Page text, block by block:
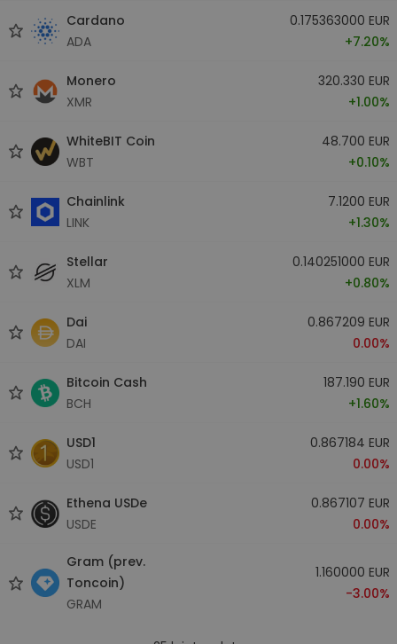
Cardano
ADA
0.175363000 EUR
+7.20%
Monero
XMR
320.330 EUR
+1.00%
WhiteBIT Coin
WBT
48.700 EUR
+0.10%
Chainlink
LINK
7.1200 EUR
+1.30%
Stellar
XLM
0.140251000 EUR
+0.80%
Dai
DAI
0.867209 EUR
0.00%
Bitcoin Cash
BCH
187.190 EUR
+1.60%
USD1
USD1
0.867184 EUR
0.00%
Ethena USDe
USDE
0.867107 EUR
0.00%
Gram (prev.
Toncoin)
GRAM
1.160000 EUR
-3.00%